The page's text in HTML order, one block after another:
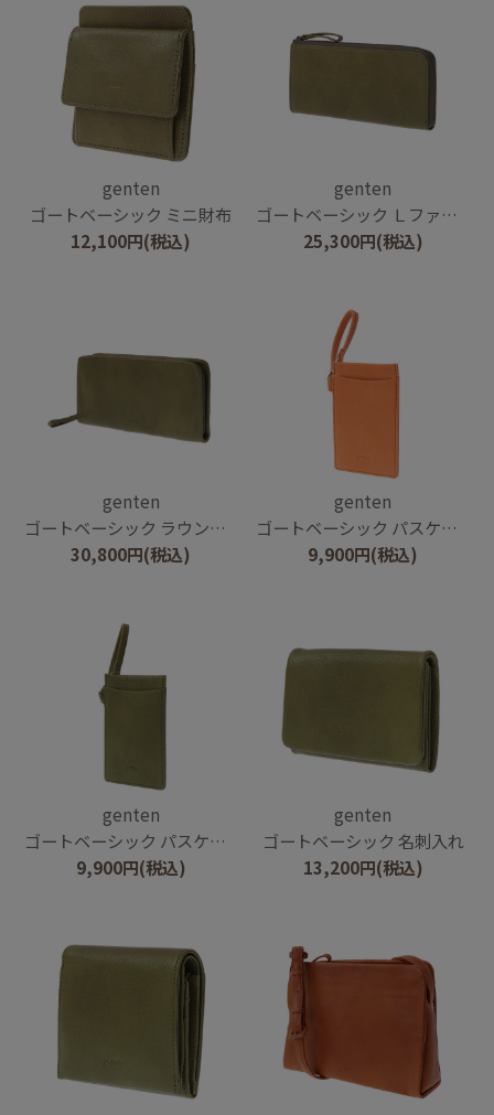
genten
ゴートベーシック ミニ財布
12,100円(税込)
genten
ゴートベーシック Ｌファスナー長財布
25,300円(税込)
genten
ゴートベーシック ラウンド長財布
30,800円(税込)
genten
ゴートベーシック パスケース
9,900円(税込)
genten
ゴートベーシック パスケース
9,900円(税込)
genten
ゴートベーシック 名刺入れ
13,200円(税込)